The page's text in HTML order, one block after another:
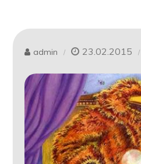
admin 23.02.2015